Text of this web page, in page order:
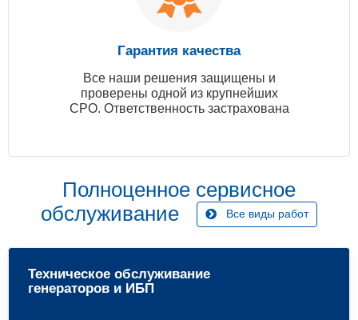
Гарантия качества
Все наши решения защищены и
проверены одной из крупнейших
СРО. Ответственность застрахована
Полноценное сервисное
обслуживание
Все виды работ
Техническое обслуживание
генераторов и ИБП